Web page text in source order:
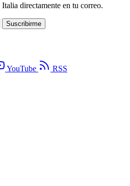
directamente en tu correo.
Suscribirme
YouTube RSS